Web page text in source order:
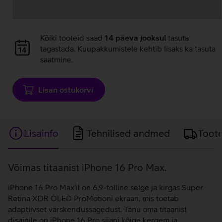
Andmete
laadimine
Kõiki tooteid saad 14 päeva jooksul tasuta
tagastada. Kuupakkumistele kehtib lisaks ka tasuta
saatmine.
Lisan ostukorvi
Lisainfo Tehnilised andmed
Lisainfo
Võimas titaanist iPhone 16 Pro Max.
iPhone 16 Pro Max'il on 6,9-tolline selge ja kirgas Super
Retina XDR OLED ProMotioni ekraan, mis toetab
adaptiivset värskendussagedust. Tänu oma titaanist
disainile on iPhone 16 Pro siiani kõige kergem ja